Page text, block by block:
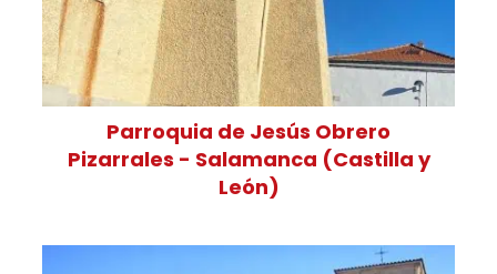
Parroquia de Jesús Obrero
Pizarrales - Salamanca (Castilla y
León)